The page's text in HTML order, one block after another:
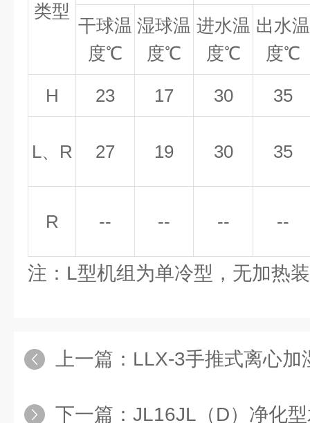
类型
干球温
度℃
湿球温
度℃
进水温
度℃
出水温
度℃
H 23 17 30 35
L、R 27 19 30 35
R -- -- -- --
注：L型机组为单冷型，无加热
上一篇： LLX-3手推式离心加
下一篇： JL16JL（D）净化